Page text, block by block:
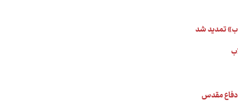
تمدید شد
دفاع مقدس